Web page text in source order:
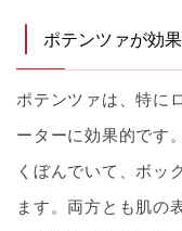
ポテンツァが効
ポテンツァは、特に
ーターに効果的です
くぼんでいて、ボッ
ます。両方とも肌の